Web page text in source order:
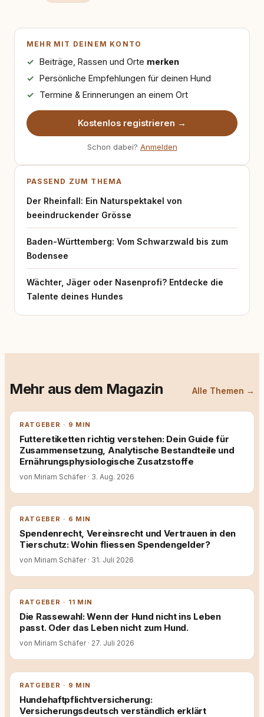
MEHR MIT DEINEM KONTO
Beiträge, Rassen und Orte merken
Persönliche Empfehlungen für deinen Hund
Termine & Erinnerungen an einem Ort
Kostenlos registrieren →
Schon dabei? Anmelden
PASSEND ZUM THEMA
Der Rheinfall: Ein Naturspektakel von
beeindruckender Grösse
Baden-Württemberg: Vom Schwarzwald bis zum
Bodensee
Wächter, Jäger oder Nasenprofi? Entdecke die
Talente deines Hundes
Mehr aus dem Magazin Alle Themen →
RATGEBER · 9 MIN
Futteretiketten richtig verstehen: Dein Guide für
Zusammensetzung, Analytische Bestandteile und
Ernährungsphysiologische Zusatzstoffe
von Miriam Schäfer · 3. Aug. 2026
RATGEBER · 6 MIN
Spendenrecht, Vereinsrecht und Vertrauen in den
Tierschutz: Wohin fliessen Spendengelder?
von Miriam Schäfer · 31. Juli 2026
RATGEBER · 11 MIN
Die Rassewahl: Wenn der Hund nicht ins Leben
passt. Oder das Leben nicht zum Hund.
von Miriam Schäfer · 27. Juli 2026
RATGEBER · 9 MIN
Hundehaftpflichtversicherung:
Versicherungsdeutsch verständlich erklärt